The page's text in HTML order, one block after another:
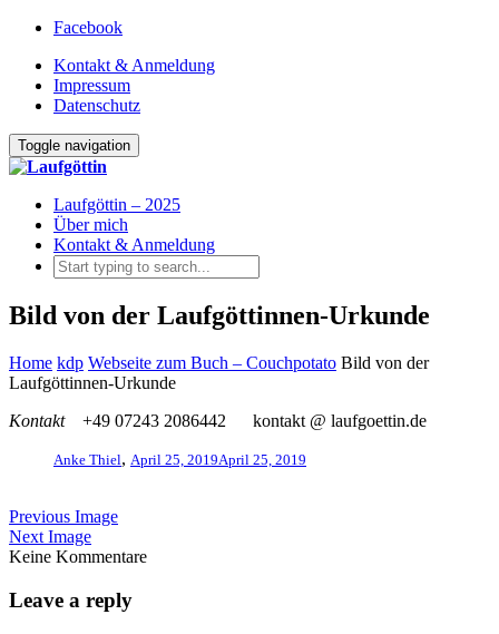
Facebook
Kontakt & Anmeldung
Impressum
Datenschutz
Toggle navigation
Laufgöttin – 2025
Über mich
Kontakt & Anmeldung
Bild von der Laufgöttinnen-Urkunde
Home kdp Webseite zum Buch – Couchpotato Bild von der
Laufgöttinnen-Urkunde
Kontakt
+49 07243 2086442 kontakt @ laufgoettin.de
Anke Thiel, April 25, 2019April 25, 2019
Previous Image
Next Image
Keine Kommentare
Leave a reply